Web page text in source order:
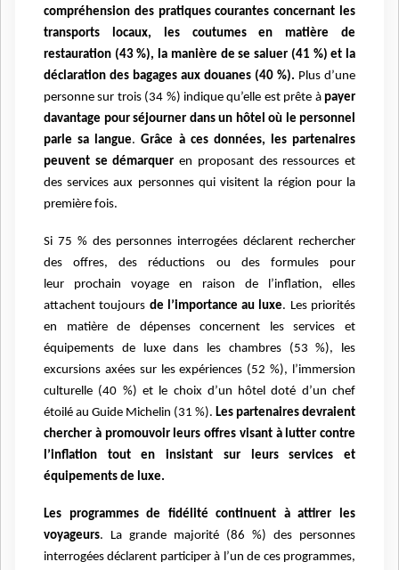
compréhension des pratiques courantes concernant les
transports locaux, les coutumes en matière de
restauration (43 %), la manière de se saluer (41 %) et la
déclaration des bagages aux douanes (40 %). Plus d’une
personne sur trois (34 %) indique qu’elle est prête à payer
davantage pour séjourner dans un hôtel où le personnel
parle sa langue.Grâce à ces données, les partenaires
peuvent se démarquer en proposant des ressources et
des services aux personnes qui visitent la région pour la
première fois.
Si 75 % des personnes interrogées déclarent rechercher
des offres, des réductions ou des formules pour
leur prochain voyage en raison de l’inflation, elles
attachent toujours de l’importance au luxe. Les priorités
en matièrede dépenses concernent les services et
équipements de luxe dans les chambres (53 %), les
excursions axées sur les expériences (52 %), l’immersion
culturelle (40 %) et le choix d’un hôtel doté d’un chef
étoilé au Guide Michelin (31 %). Les partenaires devraient
chercher à promouvoir leurs offres visant à lutter contre
l’inflation tout en insistant sur leurs services et
équipements de luxe.
Les programmes de fidélité continuent à attirer les
voyageurs. La grande majorité (86 %) des personnes
interrogéesdéclarent participer à l’un de ces programmes,